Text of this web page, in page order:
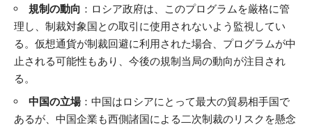
規制の動向 ：ロシア政府は、このプログラムを厳格に管
理し、制裁対象国との取引に使用されないよう監視してい
る。仮想通貨が制裁回避に利用された場合、プログラムが中
止される可能性もあり、今後の規制当局の動向が注目され
る。
中国の立場：中国はロシアにとって最大の貿易相手国で
あるが、中国企業も西側諸国による二次制裁のリスクを懸念